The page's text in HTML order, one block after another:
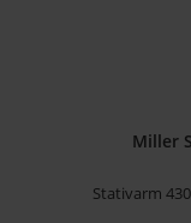
Miller
Stativarm